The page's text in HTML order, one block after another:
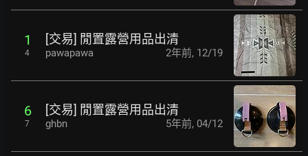
1
4
[交易] 閒置露營用品出清
pawapawa 2年前, 12/19
6
7
[交易] 閒置露營用品出清
ghbn 5年前, 04/12